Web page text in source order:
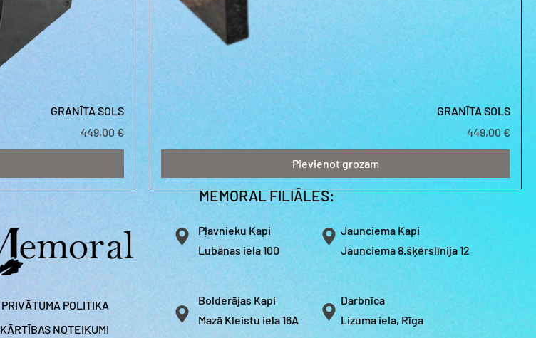
GRANĪTA SOLS
Cena
449,00 €
GRANĪTA SOLS
Cena
449,00 €
Pievienot grozam
PRIVĀTUMA POLITIKA
KĀRTĪBAS NOTEIKUMI
MEMORAL FILIĀLES:
Pļavnieku Kapi
Lubānas iela 100
Jaunciema Kapi
Jaunciema 8.šķērslīnija 12
Bolderājas Kapi
Mazā Kleistu iela 16A
Darbnīca
Lizuma iela, Rīga